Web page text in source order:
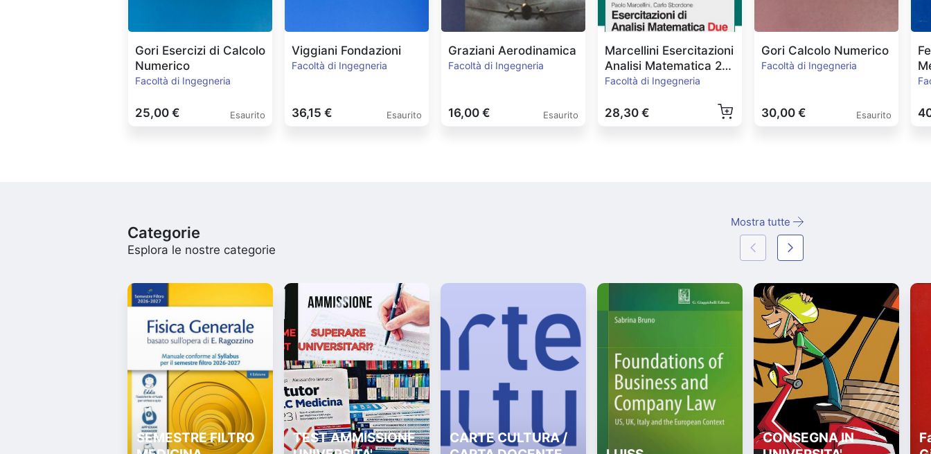
Gori Esercizi di Calcolo
Numerico
Facoltà di Ingegneria
25,00 € Esaurito
Viggiani Fondazioni
Facoltà di Ingegneria
36,15 € Esaurito
Graziani Aerodinamica
Facoltà di Ingegneria
16,00 € Esaurito
Marcellini Esercitazioni
Analisi Matematica 2
Parte 2
Facoltà di Ingegneria
28,30 €
Gori Calcolo Numerico
Facoltà di Ingegneria
30,00 € Esaurito
Categorie
Esplora le nostre categorie
Mostra tutte
SEMESTRE FILTRO
TEST AMMISSIONE
CARTE CULTURA /
CONSEGNA IN